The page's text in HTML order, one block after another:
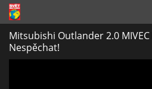
Mitsubishi Outlander 2.0 MIVEC
Nespěchat!